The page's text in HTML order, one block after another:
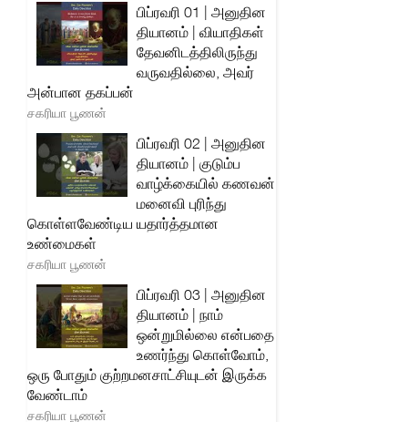
பிப்ரவரி 01 | அனுதின
தியானம் | வியாதிகள்
தேவனிடத்திலிருந்து
வருவதில்லை, அவர்
அன்பான தகப்பன்
சகரியா பூணன்
பிப்ரவரி 02 | அனுதின
தியானம் | குடும்ப
வாழ்க்கையில் கணவன்
மனைவி புரிந்து
கொள்ளவேண்டிய யதார்த்தமான
உண்மைகள்
சகரியா பூணன்
பிப்ரவரி 03 | அனுதின
தியானம் | நாம்
ஒன்றுமில்லை என்பதை
உணர்ந்து கொள்வோம்,
ஒரு போதும் குற்றமனசாட்சியுடன் இருக்க
வேண்டாம்
சகரியா பூணன்